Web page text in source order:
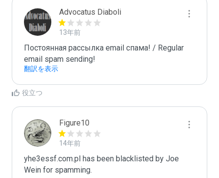
Advocatus Diaboli
13年前
Постоянная рассылка email спама! / Regular
email spam sending!
翻訳を表示
役立つ
Figure10
14年前
yhe3essf.com.pl has been blacklisted by Joe
Wein for spamming.